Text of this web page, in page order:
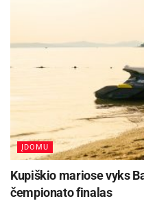
ĮDOMU
Kupiškio mariose vyks
čempionato finalas